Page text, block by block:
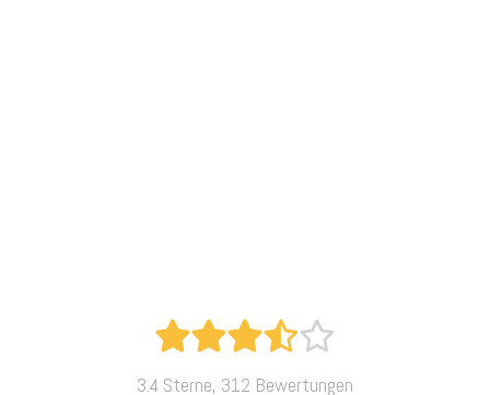
3.4 Sterne, 312 Bewertungen